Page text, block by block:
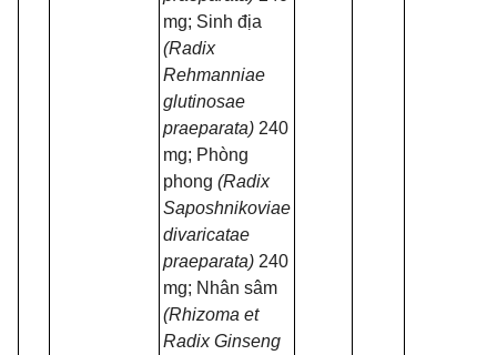
mg; Sinh địa
(Radix
Rehmanniae
glutinosae
praeparata) 240
mg; Phòng
phong (Radix
Saposhnikoviae
divaricatae
praeparata) 240
mg; Nhân sâm
(Rhizoma et
Radix Ginseng